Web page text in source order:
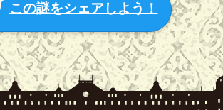
この謎をシェアしよう！